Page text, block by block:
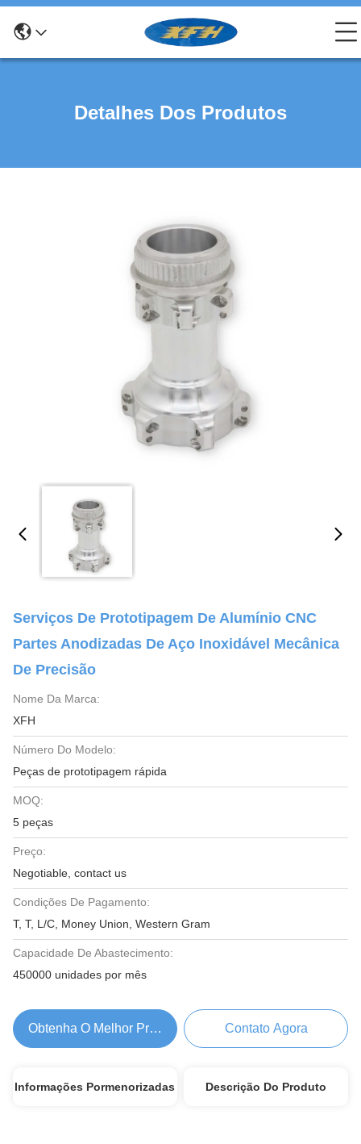
Detalhes Dos Produtos
Serviços De Prototipagem De Alumínio CNC
Partes Anodizadas De Aço Inoxidável Mecânica
De Precisão
Nome Da Marca:
XFH
Número Do Modelo:
Peças de prototipagem rápida
MOQ:
5 peças
Preço:
Negotiable, contact us
Condições De Pagamento:
T, T, L/C, Money Union, Western Gram
Capacidade De Abastecimento:
450000 unidades por mês
Obtenha O Melhor Preço Contato Agora
Informações Pormenorizadas Descrição Do Produto